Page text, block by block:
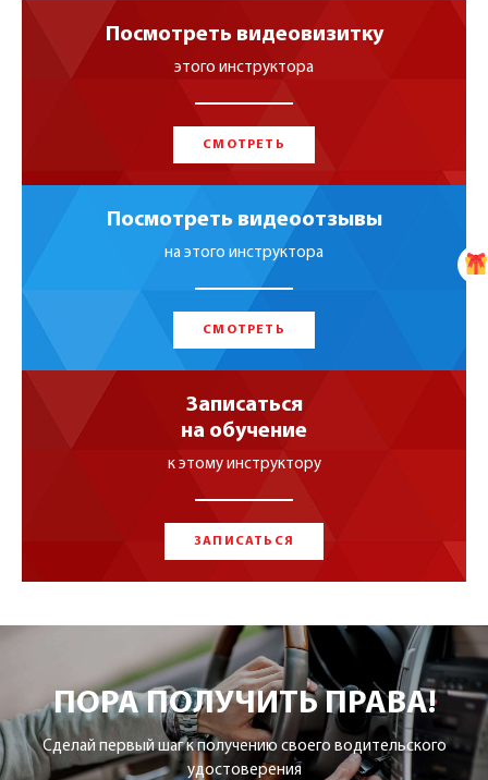
Посмотреть видеовизитку
этого инструктора
СМОТРЕТЬ
Посмотреть видеоотзывы
на этого инструктора
СМОТРЕТЬ
Записаться
на обучение
к этому инструктору
ЗАПИСАТЬСЯ
ПОРА ПОЛУЧИТЬ ПРАВА!
Сделай первый шаг к получению своего водительского
удостоверения